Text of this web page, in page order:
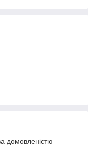
домовленістю